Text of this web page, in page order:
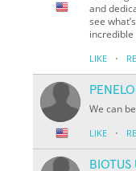
and
see
LIKE ·
We can
LIKE ·
BIOTUS